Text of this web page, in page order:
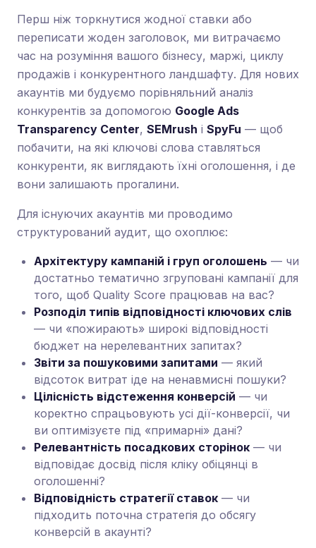
Перш ніж торкнутися жодної ставки або
переписати жоден заголовок, ми витрачаємо
час на розуміння вашого бізнесу, маржі, циклу
продажів і конкурентного ландшафту. Для нових
акаунтів ми будуємо порівняльний аналіз
конкурентів за допомогою Google Ads
Transparency Center, SEMrush і SpyFu — щоб
побачити, на які ключові слова ставляться
конкуренти, як виглядають їхні оголошення, і де
вони залишають прогалини.
Для існуючих акаунтів ми проводимо
структурований аудит, що охоплює:
Архітектуру кампаній і груп оголошень — чи
достатньо тематично згруповані кампанії для
того, щоб Quality Score працював на вас?
Розподіл типів відповідності ключових слів
— чи «пожирають» широкі відповідності
бюджет на нерелевантних запитах?
Звіти за пошуковими запитами — який
відсоток витрат іде на ненавмисні пошуки?
Цілісність відстеження конверсій — чи
коректно спрацьовують усі дії-конверсії, чи
ви оптимізуєте під «примарні» дані?
Релевантність посадкових сторінок — чи
відповідає досвід після кліку обіцянці в
оголошенні?
Відповідність стратегії ставок — чи
підходить поточна стратегія до обсягу
конверсій в акаунті?